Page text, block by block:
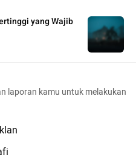
yang Wajib
laporan kamu untuk melakukan